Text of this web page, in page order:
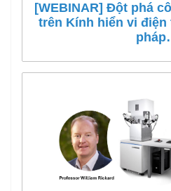
[WEBINAR] Đột phá
trên Kính hiển vi điện